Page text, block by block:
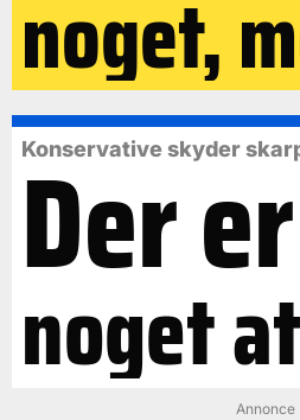
noget,
Konservative skyder
Der
noget
Annonce